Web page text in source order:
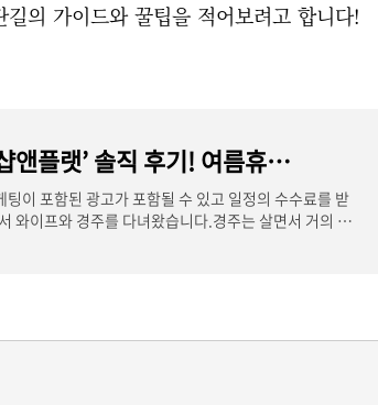
의 가이드와 꿀팁을 적어보려고 합니다!
경주 가성비 풀빌라 ‘샵앤플랫’ 솔직 후기! 여름휴가에 딱 좋은 숙소였을까?
이 포함된 광고가 포함될 수 있고 일정의 수수료를 받
와이프와 경주를 다녀왔습니다.경주는 살면서 거의 갈